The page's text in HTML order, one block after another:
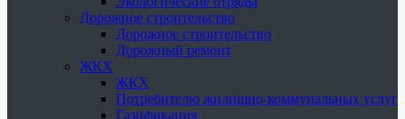
Дорожное строительство
Дорожное строительство
Дорожный ремонт
ЖКХ
ЖКХ
Потребителю жилищно-коммунальных услуг
Газификация